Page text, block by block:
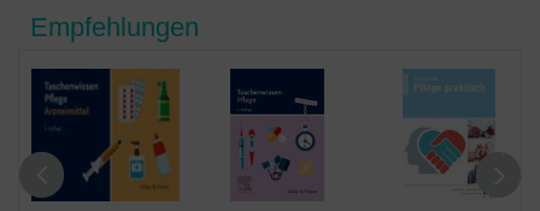
Empfehlungen